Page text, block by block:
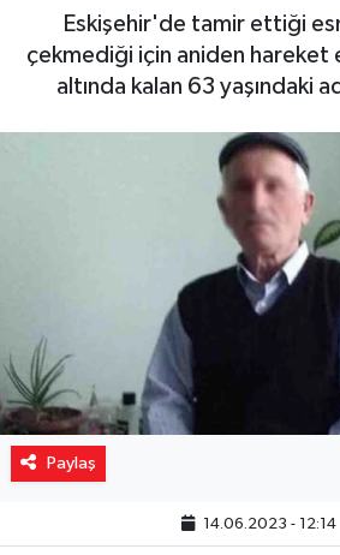
Eskişehir'de tamir ettiği
çekmediği için aniden hareket
altında kalan 63 yaşındaki
Paylaş
14.06.2023 - 12:14
Sağlık
Yaşam
Haber Arşivi